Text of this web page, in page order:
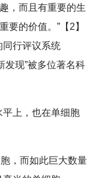
，而且有重要的生
要的价值。”【2】
同行评议系统
发现”被多位著名科
平上，也在单细胞
，而如此巨大数量